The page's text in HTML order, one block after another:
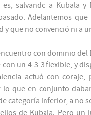
es, salvando a Kubala y
Adelantemos
y que no convenció ni a
con dominio del
un 4-3-3 flexible, y
actuó con coraje,
lo que en conjunto
categoría inferior, a no
de Kubala. Pero un